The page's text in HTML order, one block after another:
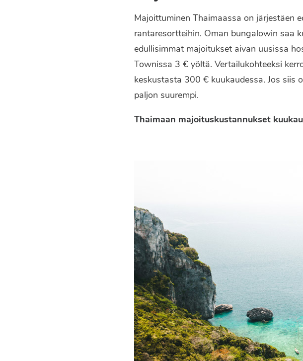
Majoittuminen Thaimaassa on järjestäen
rantaresortteihin. Oman bungalowin saa
edullisimmat majoitukset aivan uusissa
Townissa 3 € yöltä. Vertailukohteeksi
keskustasta 300 € kuukaudessa. Jos siis
paljon suurempi.
Thaimaan majoituskustannukset